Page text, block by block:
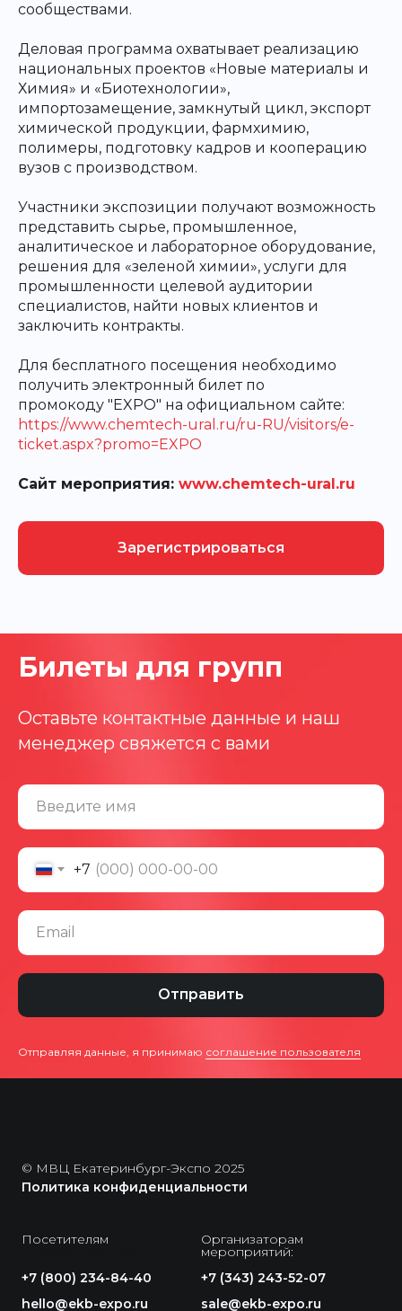
сообществами.
Деловая программа охватывает реализацию
национальных проектов «Новые материалы и
Химия» и «Биотехнологии»,
импортозамещение, замкнутый цикл, экспорт
химической продукции, фармхимию,
полимеры, подготовку кадров и кооперацию
вузов с производством.
Участники экспозиции получают возможность
представить сырье, промышленное,
аналитическое и лабораторное оборудование,
решения для «зеленой химии», услуги для
промышленности целевой аудитории
специалистов, найти новых клиентов и
заключить контракты.
Для бесплатного посещения необходимо
получить электронный билет по
промокоду "EXPO" на официальном сайте:
https://www.chemtech-ural.ru/ru-RU/visitors/e-
ticket.aspx?promo=EXPO
Сайт мероприятия: www.chemtech-ural.ru
Зарегистрироваться
Билеты для групп
Оставьте контактные данные и наш
менеджер свяжется с вами
Введите имя
+7
Email
Отправить
Отправляя данные, я принимаю соглашение пользователя
© МВЦ Екатеринбург-Экспо 2025
Политика конфиденциальности
Посетителям
+7 (800) 234-84-40
hello@ekb-expo.ru
Организаторам
мероприятий:
+7 (343) 243-52-07
sale@ekb-expo.ru